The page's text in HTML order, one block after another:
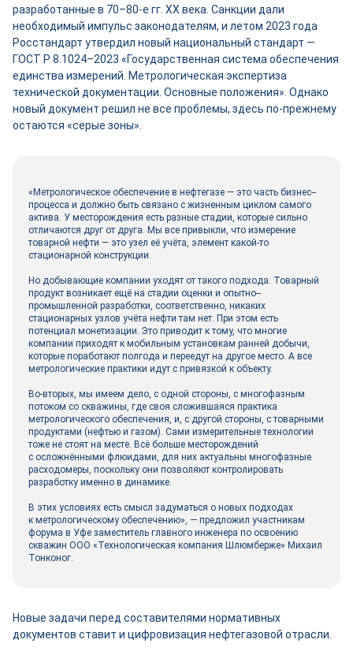
разработанные в 70–80‑е гг. ХХ века. Санкции дали
необходимый импульс законодателям, и летом 2023 года
Росстандарт утвердил новый национальный стандарт —
ГОСТ Р 8.1024–2023 «Государственная система обеспечения
единства измерений. Метрологическая экспертиза
технической документации. Основные положения». Однако
новый документ решил не все проблемы, здесь по-прежнему
остаются «серые зоны».
«Метрологическое обеспечение в нефтегазе — это часть бизнес-­
процесса и должно быть связано с жизненным циклом самого
актива. У месторождения есть разные стадии, которые сильно
отличаются друг от друга. Мы все привыкли, что измерение
товарной нефти — это узел её учёта, элемент какой‑то
стационарной конструкции.
Но добывающие компании уходят от такого подхода. Товарный
продукт возникает ещё на стадии оценки и опытно-­
промышленной разработки, соответственно, никаких
стационарных узлов учёта нефти там нет. При этом есть
потенциал монетизации. Это приводит к тому, что многие
компании приходят к мобильным установкам ранней добычи,
которые поработают полгода и переедут на другое место. А все
метрологические практики идут с привязкой к объекту.
Во-вторых, мы имеем дело, с одной стороны, с многофазным
потоком со скважины, где своя сложившаяся практика
метрологического обеспечения, и, с другой стороны, с товарными
продуктами (нефтью и газом). Сами измерительные технологии
тоже не стоят на месте. Всё больше месторождений
с осложнёнными флюидами, для них актуальны многофазные
расходомеры, поскольку они позволяют контролировать
разработку именно в динамике.
В этих условиях есть смысл задуматься о новых подходах
к метрологическому обеспечению», — предложил участникам
форума в Уфе заместитель главного инженера по освоению
скважин ООО «Технологическая компания Шлюмберже» Михаил
Тонконог.
Новые задачи перед составителями нормативных
документов ставит и цифровизация нефтегазовой отрасли.